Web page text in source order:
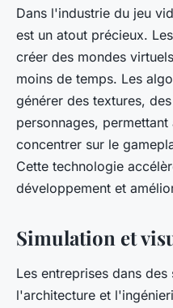
Dans l'industrie du jeu
est un atout précieux.
créer des mondes
moins de temps. Les
générer des textures,
personnages,
concentrer sur le
Cette technologie
développement et
Simulation et
Les entreprises dans
l'architecture et